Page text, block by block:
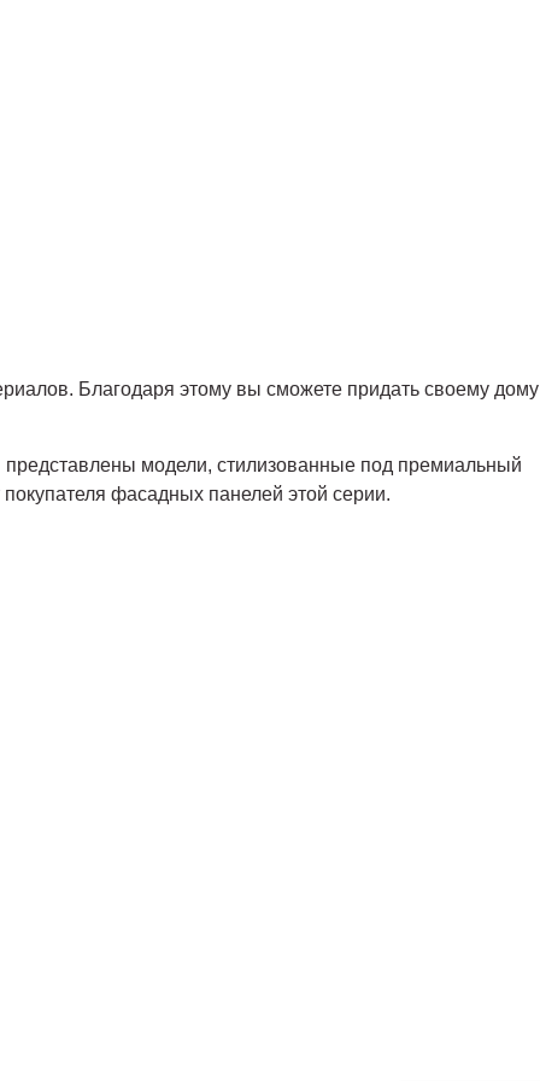
Благодаря этому вы сможете придать своему дому
модели, стилизованные под премиальный
фасадных панелей этой серии.